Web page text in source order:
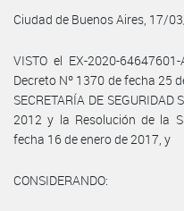
Ciudad de Buenos Aires, 17/
VISTO el EX-2020-
Decreto Nº 1370 de fecha 25
SECRETARÍA DE
2012 y la Resolución de la
fecha 16 de enero de 2017, y
CONSIDERANDO: